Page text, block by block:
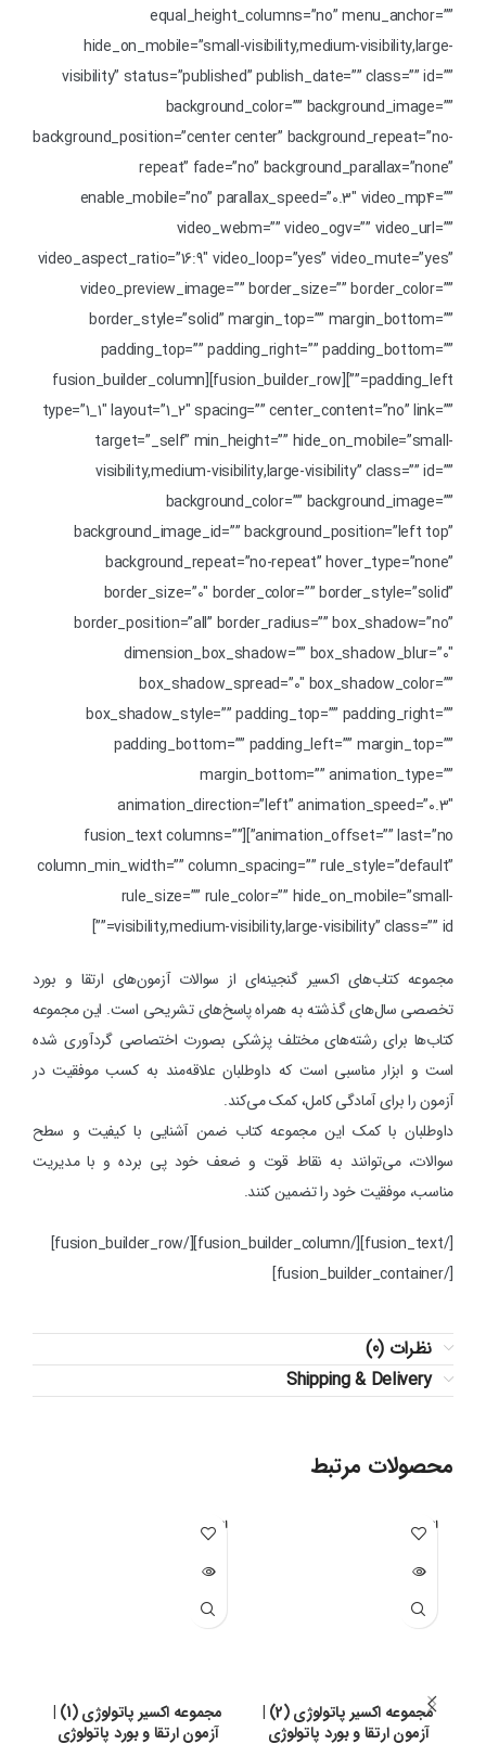
equal_height_columns=”no” menu_anchor=””
hide_on_mobile=”small-visibility,medium-visibility,large-
visibility” status=”published” publish_date=”” class=”” id=””
background_color=”” background_image=””
background_position=”center center” background_repeat=”no-
repeat” fade=”no” background_parallax=”none”
enable_mobile=”no” parallax_speed=”0.3″ video_mp4=””
video_webm=”” video_ogv=”” video_url=””
video_aspect_ratio=”16:9″ video_loop=”yes” video_mute=”yes”
video_preview_image=”” border_size=”” border_color=””
border_style=”solid” margin_top=”” margin_bottom=””
padding_top=”” padding_right=”” padding_bottom=””
padding_left=””][fusion_builder_row][fusion_builder_column
type=”1_1″ layout=”1_2″ spacing=”” center_content=”no” link=””
target=”_self” min_height=”” hide_on_mobile=”small-
visibility,medium-visibility,large-visibility” class=”” id=””
background_color=”” background_image=””
background_image_id=”” background_position=”left top”
background_repeat=”no-repeat” hover_type=”none”
border_size=”0″ border_color=”” border_style=”solid”
border_position=”all” border_radius=”” box_shadow=”no”
dimension_box_shadow=”” box_shadow_blur=”0″
box_shadow_spread=”0″ box_shadow_color=””
box_shadow_style=”” padding_top=”” padding_right=””
padding_bottom=”” padding_left=”” margin_top=””
margin_bottom=”” animation_type=””
animation_direction=”left” animation_speed=”0.3″
animation_offset=”” last=”no”][fusion_text columns=””
column_min_width=”” column_spacing=”” rule_style=”default”
rule_size=”” rule_color=”” hide_on_mobile=”small-
visibility,medium-visibility,large-visibility” class=”” id=””]
مجموعه کتاب‌های اکسیر گنجینه‌ای از سوالات آزمون‌های ارتقا و بورد
تخصصی سال‌های گذشته به همراه پاسخ‌های تشریحی است. این مجموعه
کتاب‌ها برای رشته‌های مختلف پزشکی بصورت اختصاصی گردآوری شده
است و ابزار مناسبی است که داوطلبان علاقه‌مند به کسب موفقیت در
آزمون را برای آمادگی کامل، کمک می‌کند.
داوطلبان با کمک این مجموعه کتاب ضمن آشنایی با کیفیت و سطح
سوالات، می‌توانند به نقاط قوت و ضعف خود پی برده و با مدیریت
مناسب، موفقیت خود را تضمین کنند.
[/fusion_text][/fusion_builder_column][/fusion_builder_row]
[/fusion_builder_container]
نظرات (0)
Shipping & Delivery
محصولات مرتبط
اتمام مو
جودی
مجموعه اکسیر پاتولوژی (2) |
آزمون ارتقا و بورد پاتولوژی
اتمام مو
جودی
مجموعه اکسیر پاتولوژی (1) |
آزمون ارتقا و بورد پاتولوژی